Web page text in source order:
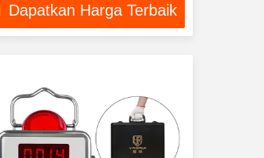
Dapatkan Harga Terbaik